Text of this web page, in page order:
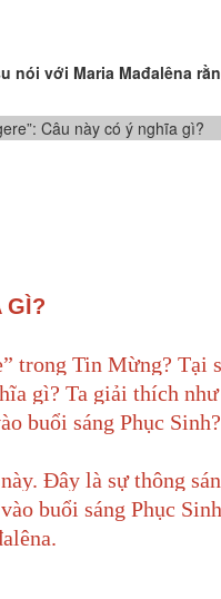
nói với Maria Mađalêna
GÌ?
trong Tin Mừng? Tại
gì? Ta giải thích
buổi sáng Phục Sinh?
Đây là sự thông
buổi sáng Phục